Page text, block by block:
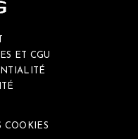
ET CGU
COOKIES